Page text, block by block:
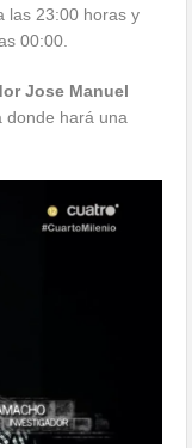
las 23:00 horas y
00:00.
Jose Manuel
donde hará una